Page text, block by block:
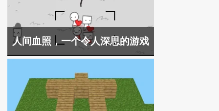
人间血照，一个令人深思的游戏